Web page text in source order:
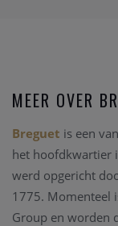
MEER OVER
Breguet is een
het hoofdkwartier
werd opgericht
1775. Momenteel
Group en worden